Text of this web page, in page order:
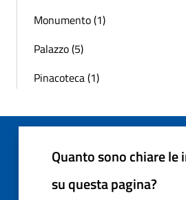
Monumento (1)
Palazzo (5)
Pinacoteca (1)
Quanto sono chiare
su questa pagina?